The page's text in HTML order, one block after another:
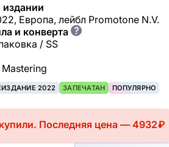
Европа, лейбл Promotone N.V.
и конверта ?
/ SS
2022 ЗАПЕЧАТАН ПОПУЛЯРНО
Последняя цена — 4932 ₽